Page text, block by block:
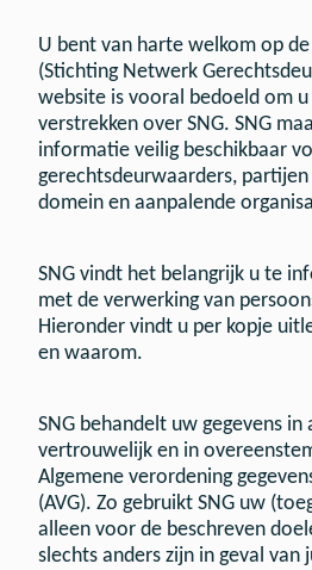
U bent van harte welkom op
(Stichting Netwerk
website is vooral bedoeld om
verstrekken over SNG. SNG
informatie veilig beschikbaar
gerechtsdeurwaarders,
domein en aanpalende
SNG vindt het belangrijk u te
met de verwerking van
Hieronder vindt u per kopje
en waarom.
SNG behandelt uw gegevens in
vertrouwelijk en in
Algemene verordening
(AVG). Zo gebruikt SNG uw
alleen voor de beschreven
slechts anders zijn in geval van